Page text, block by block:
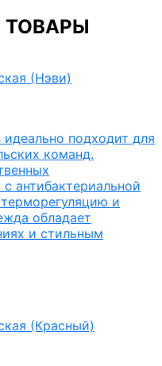
(Нэви)
подходит для
команд.
антибактериальной
и
обладает
и стильным
(Красный)